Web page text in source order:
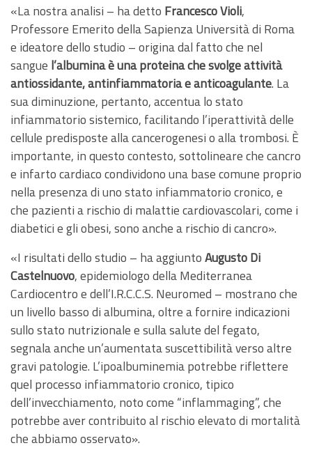
«La nostra analisi – ha detto Francesco Violi,
Professore Emerito della Sapienza Università di Roma
e ideatore dello studio – origina dal fatto che nel
sangue l’albumina è una proteina che svolge attività
antiossidante, antinfiammatoria e anticoagulante. La
sua diminuzione, pertanto, accentua lo stato
infiammatorio sistemico, facilitando l’iperattività delle
cellule predisposte alla cancerogenesi o alla trombosi. È
importante, in questo contesto, sottolineare che cancro
e infarto cardiaco condividono una base comune proprio
nella presenza di uno stato infiammatorio cronico, e
che pazienti a rischio di malattie cardiovascolari, come i
diabetici e gli obesi, sono anche a rischio di cancro».
«I risultati dello studio – ha aggiuntoAugusto Di
Castelnuovo, epidemiologo della Mediterranea
Cardiocentro e dell’I.R.C.C.S. Neuromed – mostrano che
un livello basso di albumina, oltre a fornire indicazioni
sullo stato nutrizionale e sulla salute del fegato,
segnala anche un’aumentata suscettibilità verso altre
gravi patologie. L’ipoalbuminemia potrebbe riflettere
quel processo infiammatorio cronico, tipico
dell’invecchiamento, noto come “inflammaging”, che
potrebbe aver contribuito al rischio elevato di mortalità
che abbiamo osservato».